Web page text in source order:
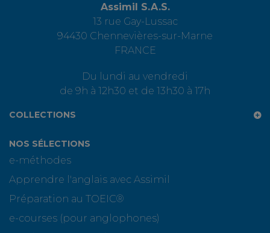
Assimil S.A.S.
13 rue Gay-Lussac
94430 Chennevières-sur-Marne
FRANCE
Du lundi au vendredi
de 9h à 12h30 et de 13h30 à 17h
COLLECTIONS
NOS SÉLECTIONS
e-méthodes
Apprendre l'anglais avec Assimil
Préparation au TOEIC®
e-courses (pour anglophones)